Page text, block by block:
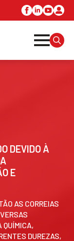
DEVIDO À
E
AS CORREIAS
QUÍMICA,
DUREZAS,